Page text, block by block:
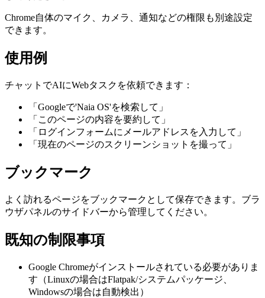
Chrome自体のマイク、カメラ、通知などの権限も別途設定
できます。
使用例
チャットでAIにWebタスクを依頼できます：
「Googleで'Naia OS'を検索して」
「このページの内容を要約して」
「ログインフォームにメールアドレスを入力して」
「現在のページのスクリーンショットを撮って」
ブックマーク
よく訪れるページをブックマークとして保存できます。ブラ
ウザパネルのサイドバーから管理してください。
既知の制限事項
Google Chromeがインストールされている必要がありま
す（Linuxの場合はFlatpak/システムパッケージ、
Windowsの場合は自動検出）